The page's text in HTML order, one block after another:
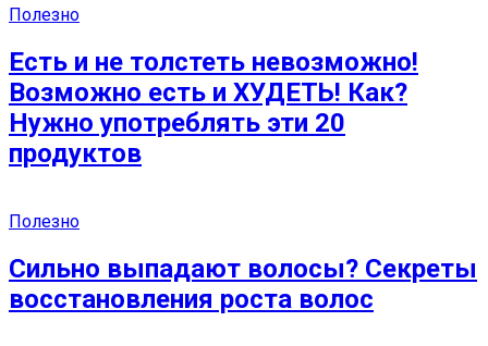
Полезно
Есть и не толстеть невозможно!
Возможно есть и ХУДЕТЬ! Как?
Нужно употреблять эти 20
продуктов
Полезно
Сильно выпадают волосы? Секреты
восстановления роста волос